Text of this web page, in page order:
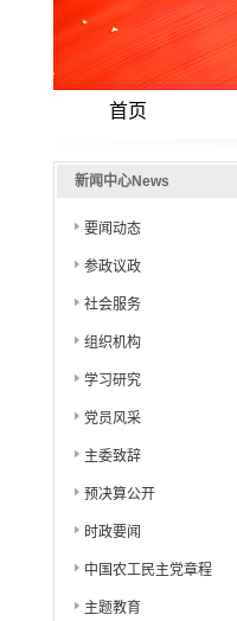
首页
新闻中心News
要闻动态
参政议政
社会服务
组织机构
学习研究
党员风采
主委致辞
预决算公开
时政要闻
中国农工民主党章程
主题教育